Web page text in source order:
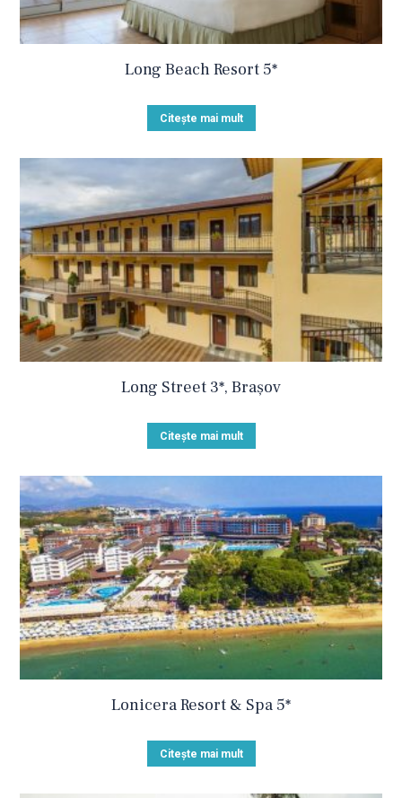
Long Beach Resort 5*
Citește mai mult
Long Street 3*, Brașov
Citește mai mult
Lonicera Resort & Spa 5*
Citește mai mult